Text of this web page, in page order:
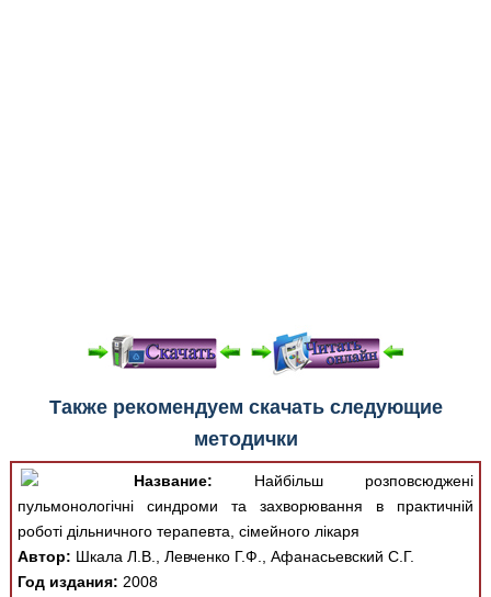
При просмотре в режиме "Читать онлайн" возможны
различные ошибки отображения документа в результате
отсутствия поддержки Вашим браузером шрифтов и
изменения размеров исходных шаблонов. При
скачивании документа данная ошибка устраняется Вашим
программным обеспечением автоматически.
Также рекомендуем скачать следующие
методички
Название: Найбільш розповсюджені
пульмонологічні синдроми та захворювання в практичній
роботі дільничного терапевта, сімейного лікаря
Автор: Шкала Л.В., Левченко Г.Ф., Афанасьевский С.Г.
Год издания: 2008